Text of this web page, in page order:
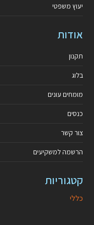
יעוץ משפטי
אודות
תקנון
בלוג
מומחים עונים
כנסים
צור קשר
הרשמה למשקיעים
קטגוריות
כללי